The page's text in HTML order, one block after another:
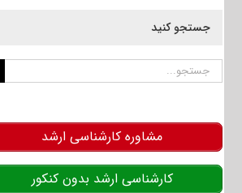
جستجو کنید
جستجو
مشاوره کارشناسی ارشد
کارشناسی ارشد بدون کنکور